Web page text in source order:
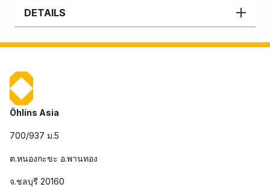
DETAILS
Öhlins Asia
700/937 ม.5
ต.หนองกะขะ อ.พานทอง
จ.ชลบุรี 20160